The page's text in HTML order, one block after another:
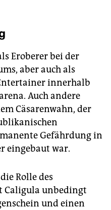
Eroberer bei der
aber auch als
innerhalb
Auch andere
Cäsarenwahn, der
Gefährdung in
eingebaut war.
Rolle des
Caligula unbedingt
und einen